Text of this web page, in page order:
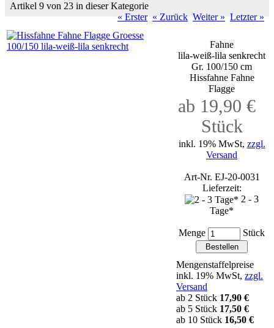
Artikel 9 von 23 in dieser Kategorie
« Erster « Zurück Weiter » Letzter »
Fahne
lila-weiß-lila senkrecht
Gr. 100/150 cm
Hissfahne Fahne
Flagge
ab 19,90 €
Stück
inkl. 19% MwSt, zzgl.
Versand
Art-Nr. EJ-20-0031
Lieferzeit:
2 - 3
Tage*
Menge Stück
Mengenstaffelpreise
inkl. 19% MwSt, zzgl.
Versand
ab 2 Stück 17,90 €
ab 5 Stück 17,50 €
ab 10 Stück 16,50 €